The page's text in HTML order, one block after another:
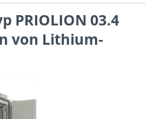
PRIOLION 03.4
von Lithium-